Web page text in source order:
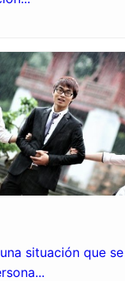
situación que